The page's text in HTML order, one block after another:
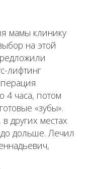
мамы клинику
на этой
лифтинг
4 часа, потом
«зубы».
других местах
дольше. Лечил